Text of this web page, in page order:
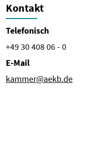
Kontakt
Telefonisch
+49 30 408 06 - 0
E-Mail
kammer@aekb.de